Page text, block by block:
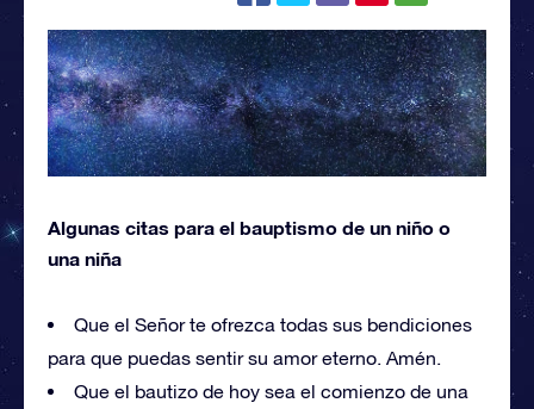
Algunas citas para el bauptismo de un niño o
una niña
Que el Señor te ofrezca todas sus bendiciones
para que puedas sentir su amor eterno. Amén.
Que el bautizo de hoy sea el comienzo de una